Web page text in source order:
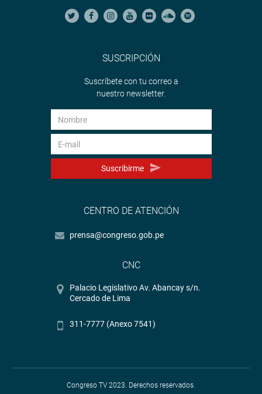
SUSCRIPCIÓN
Suscríbete con tu correo a
nuestro newsletter.
Suscribirme
CENTRO DE ATENCIÓN
prensa@congreso.gob.pe
CNC
Palacio Legislativo Av. Abancay s/n.
Cercado de Lima
311-7777 (Anexo 7541)
Congreso TV 2023. Derechos reservados.